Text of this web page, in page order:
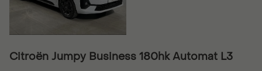
Citroën Jumpy Business 180hk Automat L3